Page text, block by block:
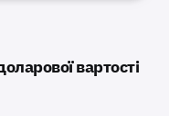
вартості